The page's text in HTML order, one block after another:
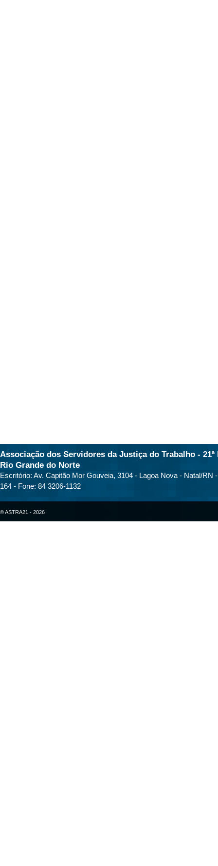
Associação dos Servidores da Justiça do Trabalho - 21ª
Rio Grande do Norte
Escritório: Av. Capitão Mor Gouveia, 3104 - Lagoa Nova - Natal/RN
164 - Fone: 84 3206-1132
© ASTRA21 - 2026